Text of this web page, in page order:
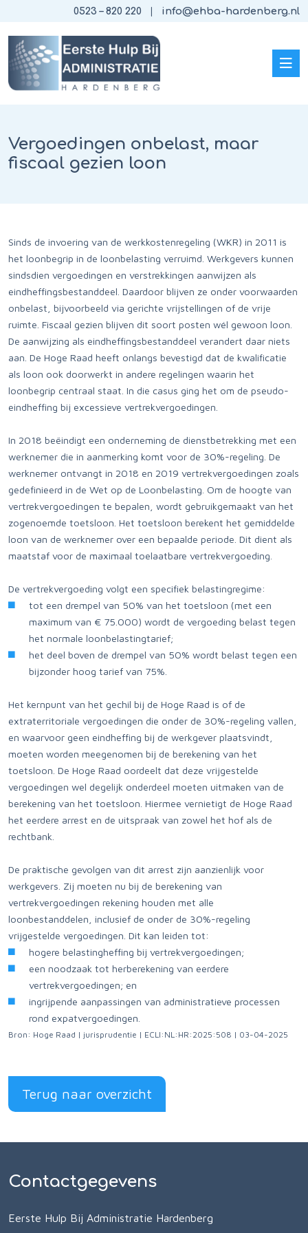
0523 – 820 220 info@ehba-hardenberg.nl
Vergoedingen onbelast, maar
fiscaal gezien loon
Sinds de invoering van de werkkostenregeling (WKR) in 2011 is
het loonbegrip in de loonbelasting verruimd. Werkgevers kunnen
sindsdien vergoedingen en verstrekkingen aanwijzen als
eindheffingsbestanddeel. Daardoor blijven ze onder voorwaarden
onbelast, bijvoorbeeld via gerichte vrijstellingen of de vrije
ruimte. Fiscaal gezien blijven dit soort posten wél gewoon loon.
De aanwijzing als eindheffingsbestanddeel verandert daar niets
aan. De Hoge Raad heeft onlangs bevestigd dat de kwalificatie
als loon ook doorwerkt in andere regelingen waarin het
loonbegrip centraal staat. In die casus ging het om de pseudo-
eindheffing bij excessieve vertrekvergoedingen.
In 2018 beëindigt een onderneming de dienstbetrekking met een
werknemer die in aanmerking komt voor de 30%-regeling. De
werknemer ontvangt in 2018 en 2019 vertrekvergoedingen zoals
gedefinieerd in de Wet op de Loonbelasting. Om de hoogte van
vertrekvergoedingen te bepalen, wordt gebruikgemaakt van het
zogenoemde toetsloon. Het toetsloon berekent het gemiddelde
loon van de werknemer over een bepaalde periode. Dit dient als
maatstaf voor de maximaal toelaatbare vertrekvergoeding.
De vertrekvergoeding volgt een specifiek belastingregime:
tot een drempel van 50% van het toetsloon (met een
maximum van € 75.000) wordt de vergoeding belast tegen
het normale loonbelastingtarief;
het deel boven de drempel van 50% wordt belast tegen een
bijzonder hoog tarief van 75%.
Het kernpunt van het gechil bij de Hoge Raad is of de
extraterritoriale vergoedingen die onder de 30%-regeling vallen,
en waarvoor geen eindheffing bij de werkgever plaatsvindt,
moeten worden meegenomen bij de berekening van het
toetsloon. De Hoge Raad oordeelt dat deze vrijgestelde
vergoedingen wel degelijk onderdeel moeten uitmaken van de
berekening van het toetsloon. Hiermee vernietigt de Hoge Raad
het eerdere arrest en de uitspraak van zowel het hof als de
rechtbank.
De praktische gevolgen van dit arrest zijn aanzienlijk voor
werkgevers. Zij moeten nu bij de berekening van
vertrekvergoedingen rekening houden met alle
loonbestanddelen, inclusief de onder de 30%-regeling
vrijgestelde vergoedingen. Dit kan leiden tot:
hogere belastingheffing bij vertrekvergoedingen;
een noodzaak tot herberekening van eerdere
vertrekvergoedingen; en
ingrijpende aanpassingen van administratieve processen
rond expatvergoedingen.
Bron: Hoge Raad | jurisprudentie | ECLI:NL:HR:2025:508 | 03-04-2025
Terug naar overzicht
Contactgegevens
Eerste Hulp Bij Administratie Hardenberg